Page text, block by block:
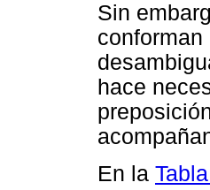
Sin
hace
En la